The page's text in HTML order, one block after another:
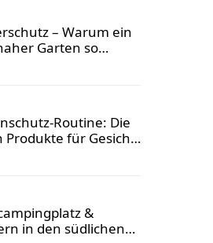
– Warum ein
Garten so
Routine: Die
Produkte für Gesicht
&
in den südlichen